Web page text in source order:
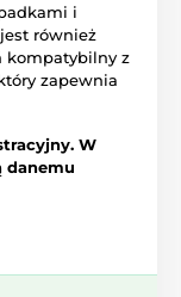
i
również
kompatybilny z
zapewnia
W
danemu